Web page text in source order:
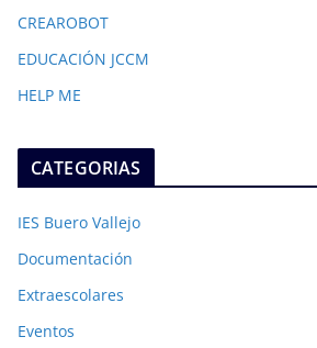
CREAROBOT
EDUCACIÓN JCCM
HELP ME
CATEGORIAS
IES Buero Vallejo
Documentación
Extraescolares
Eventos